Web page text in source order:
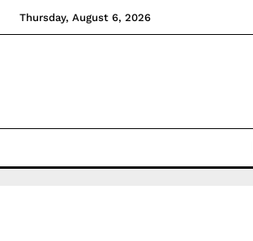
Thursday, August 6, 2026